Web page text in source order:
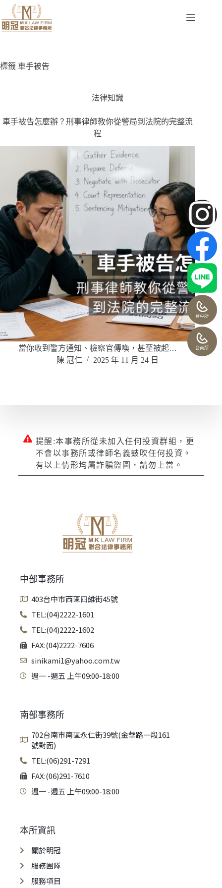
標籤 車手被告
法律知識
車手被告怎麼辦？刑事律師教你從警局到法院的完整流
程
當你收到警方通知、檢察官傳喚，甚至被起…
陳 冠仁
2025 年 11 月 24 日
提醒:本事務所從未加入任何投資群組，更
不會以事務所或律師名義鼓吹任何投資。
有以上情形均屬詐騙盜圖，請勿上當。
台中所
台南所
中部事務所
403台中市西區四維街45號
TEL:(04)2222-1601
TEL:(04)2222-1602
FAX:(04)2222-7606
sinikami1@yahoo.com.tw
週一 -週五 上午09:00-18:00
南部事務所
702台南市南區永仁街39號(金華路一段161
號對面)
TEL:(06)291-7291
FAX:(06)291-7610
週一 -週五 上午09:00-18:00
本所資訊
關於明冠
服務團隊
服務項目